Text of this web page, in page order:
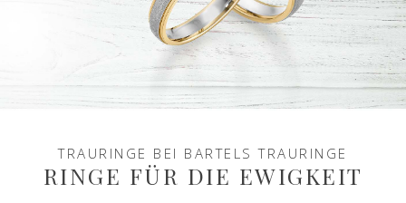
TRAURINGE BEI BARTELS TRAURINGE
RINGE FÜR DIE EWIGKEIT